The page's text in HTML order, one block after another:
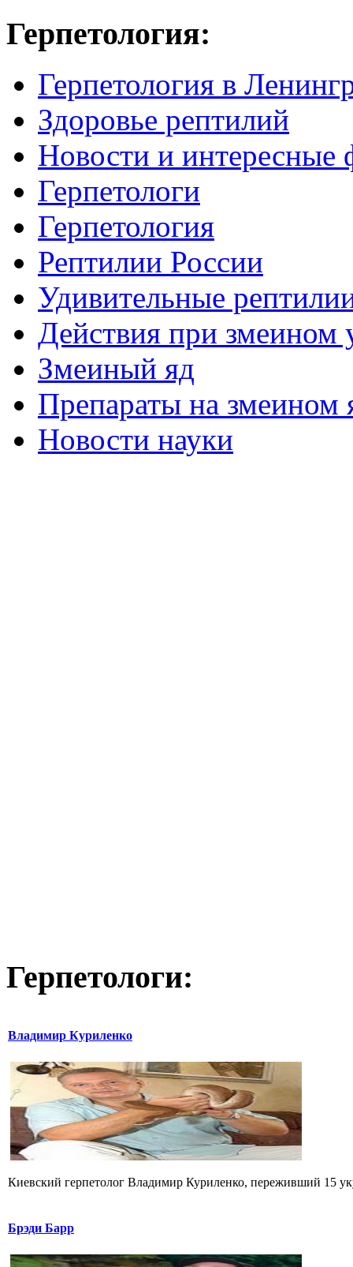
Герпетология:
Герпетология в
Здоровье рептилий
Новости и интересные
Герпетологи
Герпетология
Рептилии России
Удивительные
Действия при змеином
Змеиный яд
Препараты на змеином
Новости науки
Герпетологи:
Владимир Куриленко
Киевский герпетолог Владимир Куриленко, переживший 15
Брэди Барр